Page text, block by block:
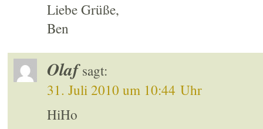
Liebe Grüße,
Ben
Olaf sagt:
31. Juli 2010 um 10:44 Uhr
HiHo